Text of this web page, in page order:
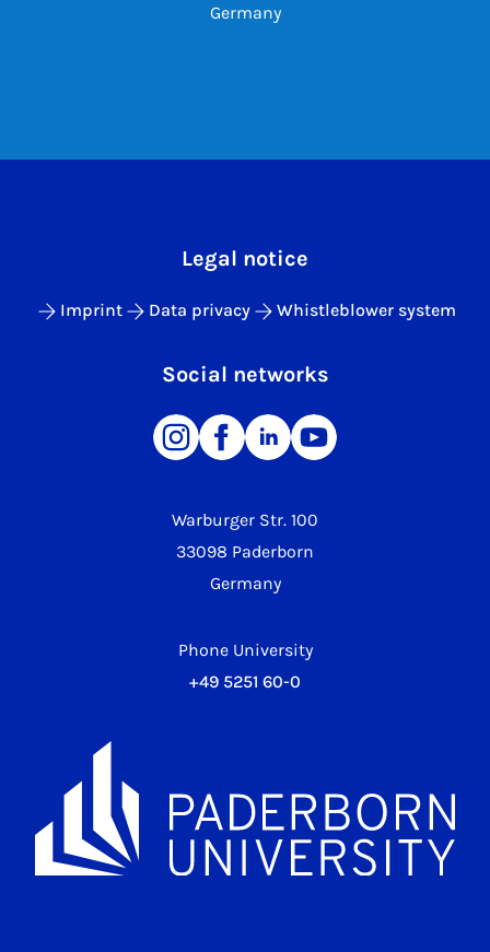
Germany
Warburger Str. 100
33098 Paderborn
Germany
Phone University
+49 5251 60-0
Legal notice
Imprint Data privacy Whistleblower system
Social networks